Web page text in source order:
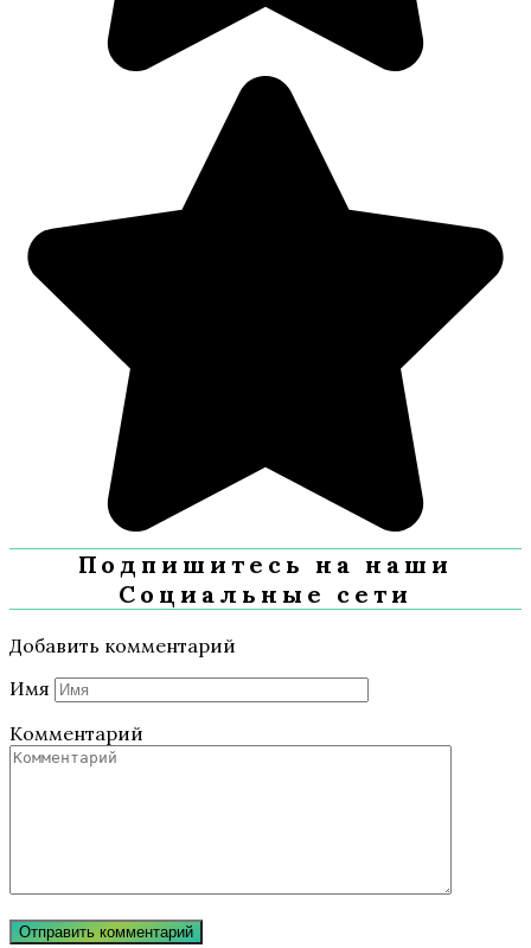
Подпишитесь на наши
Социальные сети
Добавить комментарий
Имя
Комментарий